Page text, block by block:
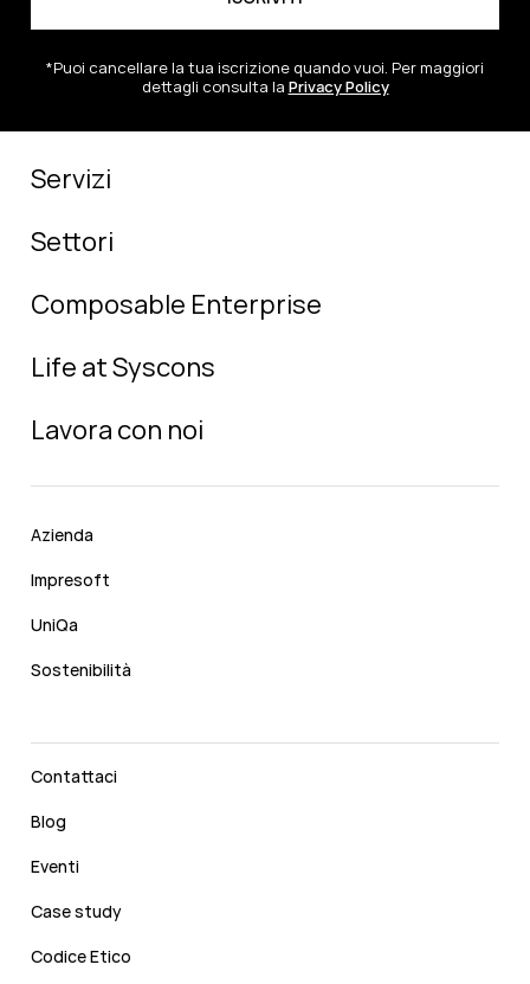
*Puoi cancellare la tua iscrizione quando vuoi. Per maggiori
dettagli consulta la Privacy Policy
Servizi
Settori
Composable Enterprise
Life at Syscons
Lavora con noi
Azienda
Impresoft
UniQa
Sostenibilità
Contattaci
Blog
Eventi
Case study
Codice Etico